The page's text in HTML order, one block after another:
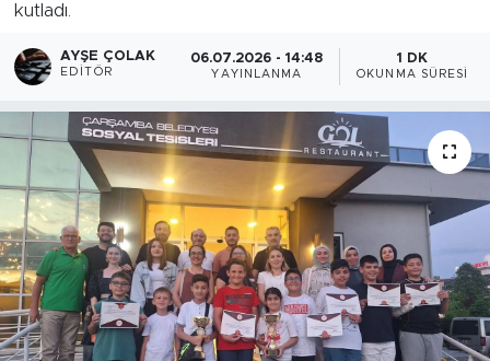
kutladı.
AYŞE ÇOLAK
EDITÖR
06.07.2026 - 14:48
YAYINLANMA
1 DK
OKUNMA SÜRESI
Haber Arşivi